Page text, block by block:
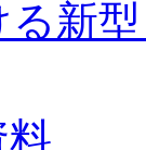
る新